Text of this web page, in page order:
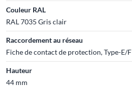
Couleur RAL
RAL 7035 Gris clair
Raccordement au réseau
Fiche de contact de protection, Type-E/F
Hauteur
44 mm